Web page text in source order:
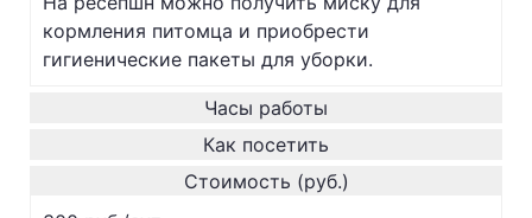
кормления питомца и приобрести
гигиенические пакеты для уборки.
Часы работы
Как посетить
Стоимость (руб.)